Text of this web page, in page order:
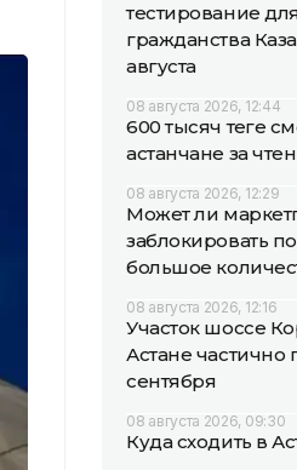
тестирование
гражданства
августа
08 августа 2026, 12:44
600 тысяч теңге
астанчане за
08 августа 2026, 12:29
Может ли
заблокировать
большое
08 августа 2026, 12:16
Участок шоссе
Астане частично
сентября
08 августа 2026, 09:30
Куда сходить в